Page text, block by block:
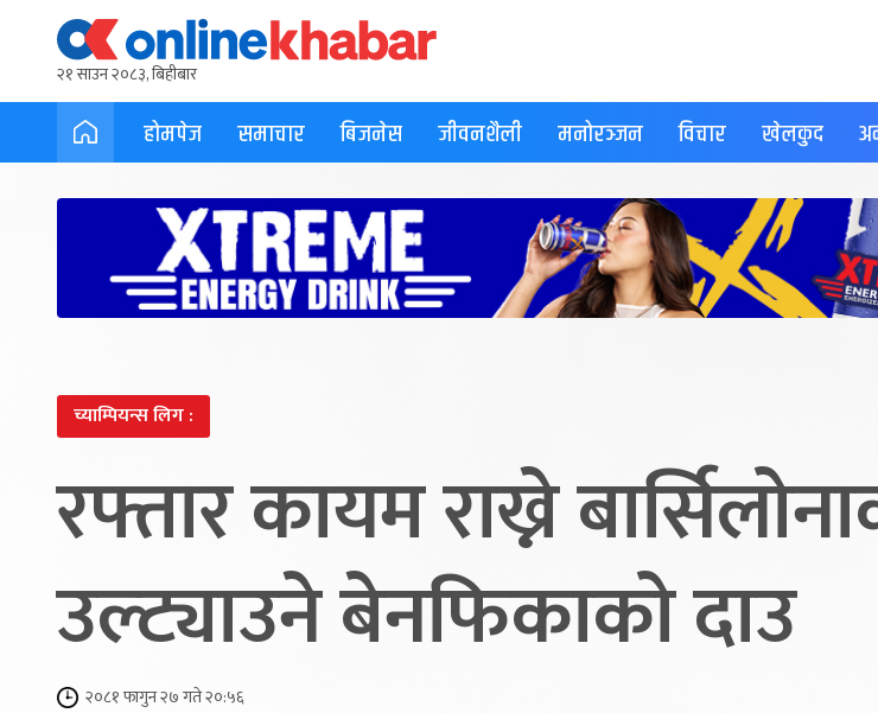
२१ साउन २०८३, बिहीबार
होमपेज समाचार बिजनेस जीवनशैली मनोरञ्जन विचार खेलकुद
च्याम्पियन्स लिग :
रफ्तार कायम राख्ने
उल्ट्याउने बेनफिकाको दाउ
२०८१ फागुन २७ गते २०:५६